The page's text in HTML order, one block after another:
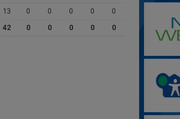
13 0 0 0 0
0
42 0 0 0 0 0